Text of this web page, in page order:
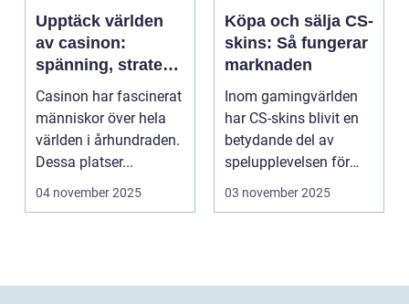
Upptäck världen
av casinon:
spänning, strategi
och tur
Casinon har fascinerat
människor över hela
världen i århundraden.
Dessa platser...
04 november 2025
Köpa och sälja CS-
skins: Så fungerar
marknaden
Inom gamingvärlden
har CS-skins blivit en
betydande del av
spelupplevelsen för
många...
03 november 2025